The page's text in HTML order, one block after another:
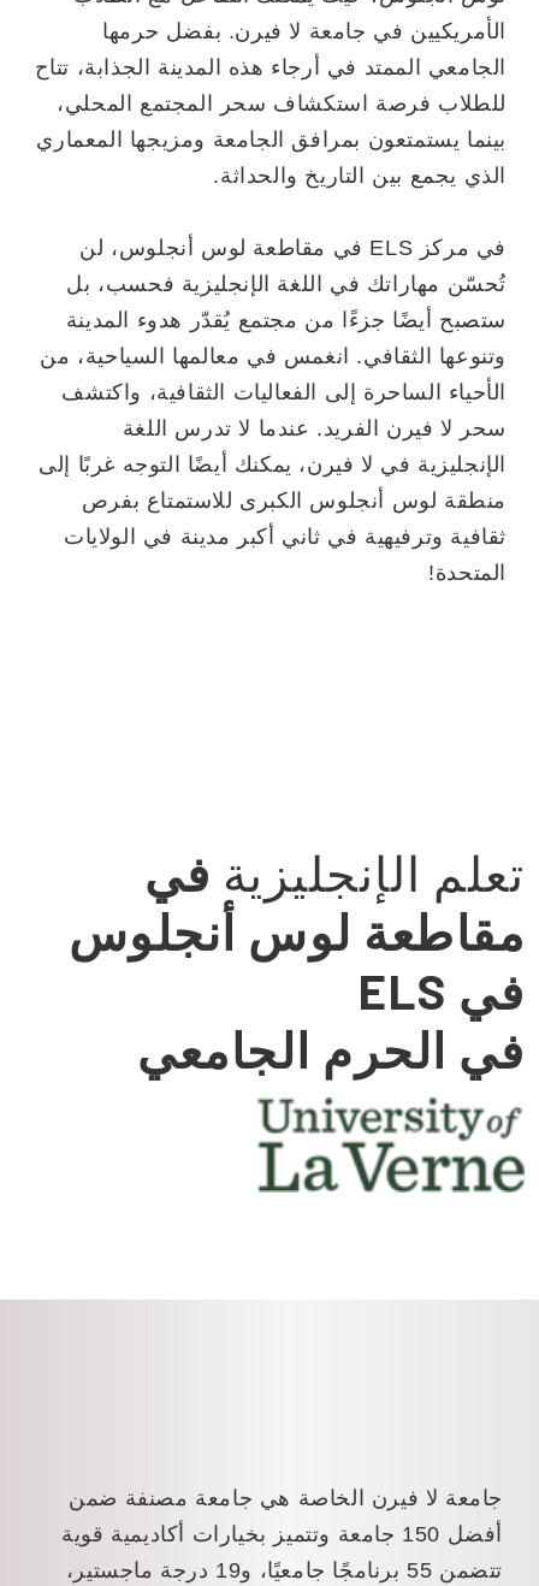
الأمريكيين في جامعة لا فيرن. بفضل حرمها
الجامعي الممتد في أرجاء هذه المدينة الجذابة، تتاح
للطلاب فرصة استكشاف سحر المجتمع المحلي،
بينما يستمتعون بمرافق الجامعة ومزيجها المعماري
الذي يجمع بين التاريخ والحداثة.
في مركز ELS في مقاطعة لوس أنجلوس، لن
تُحسّن مهاراتك في اللغة الإنجليزية فحسب، بل
ستصبح أيضًا جزءًا من مجتمع يُقدّر هدوء المدينة
وتنوعها الثقافي. انغمس في معالمها السياحية، من
الأحياء الساحرة إلى الفعاليات الثقافية، واكتشف
سحر لا فيرن الفريد. عندما لا تدرس اللغة
الإنجليزية في لا فيرن، يمكنك أيضًا التوجه غربًا إلى
منطقة لوس أنجلوس الكبرى للاستمتاع بفرص
ثقافية وترفيهية في ثاني أكبر مدينة في الولايات
المتحدة!
تعلم الإنجليزية في
مقاطعة لوس أنجلوس
في ELS
في الحرم الجامعي
جامعة لا فيرن الخاصة هي جامعة مصنفة ضمن
أفضل 150 جامعة وتتميز بخيارات أكاديمية قوية
تتضمن 55 برنامجًا جامعيًا، و19 درجة ماجستير،